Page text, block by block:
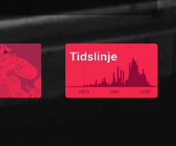
Tidslinje